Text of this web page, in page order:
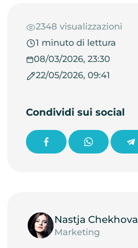
2348 visualizzazioni
1 minuto di lettura
08/03/2026, 23:30
22/05/2026, 09:41
Condividi sui social
Nastja Chekhova
Marketing